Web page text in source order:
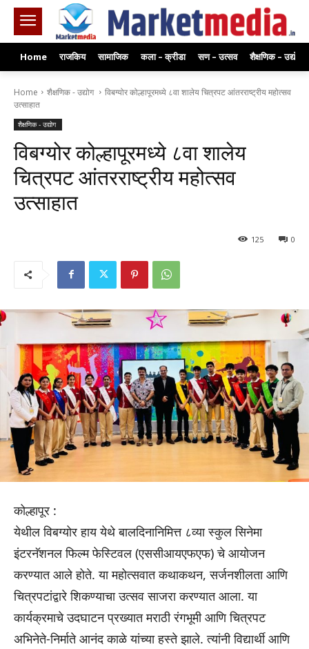
Home राजकिय सामाजिक कला – क्रीडा सण – उत्सव शैक्षणिक – उद्योग
Home शैक्षणिक - उद्योग
विबग्योर कोल्हापूरमध्ये ८वा शालेय चित्रपट आंतरराष्ट्रीय महोत्सव
उत्साहात
शैक्षणिक - उद्योग
विबग्योर कोल्हापूरमध्ये ८वा शालेय
चित्रपट आंतरराष्ट्रीय महोत्सव
उत्साहात
0
125
कोल्हापूर :
येथील विबग्योर हाय येथे बालदिनानिमित्त ८व्या स्कुल सिनेमा
इंटरनॅशनल फिल्म फेस्टिवल (एससीआयएफएफ) चे आयोजन
करण्यात आले होते. या महोत्सवात कथाकथन, सर्जनशीलता आणि
चित्रपटांद्वारे शिकण्याचा उत्सव साजरा करण्यात आला. या
कार्यक्रमाचे उदघाटन प्रख्यात मराठी रंगभूमी आणि चित्रपट
अभिनेते-निर्माते आनंद काळे यांच्या हस्ते झाले. त्यांनी विद्यार्थी आणि